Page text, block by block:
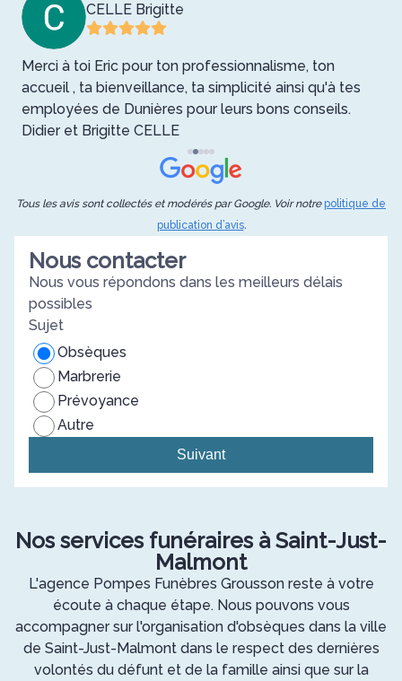
CELLE Brigitte
Merci à toi Eric pour ton professionnalisme, ton
accueil , ta bienveillance, ta simplicité ainsi qu'à tes
employées de Dunières pour leurs bons conseils.
Didier et Brigitte CELLE
Tous les avis sont collectés et modérés par Google. Voir notre politique de
publication d’avis.
Nous contacter
Nous vous répondons dans les meilleurs délais
possibles
Sujet
Obsèques
Marbrerie
Prévoyance
Autre
Suivant
Nos services funéraires à Saint-Just-
Malmont
L'agence Pompes Funèbres Grousson reste à votre
écoute à chaque étape. Nous pouvons vous
accompagner sur l'organisation d'obsèques dans la ville
de Saint-Just-Malmont dans le respect des dernières
volontés du défunt et de la famille ainsi que sur la